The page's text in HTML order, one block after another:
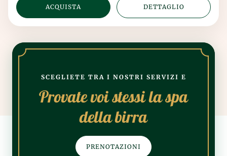
ACQUISTA DETTAGLIO
SCEGLIETE TRA I NOSTRI SERVIZI E
Provate voi stessi la spa
della birra
PRENOTAZIONI